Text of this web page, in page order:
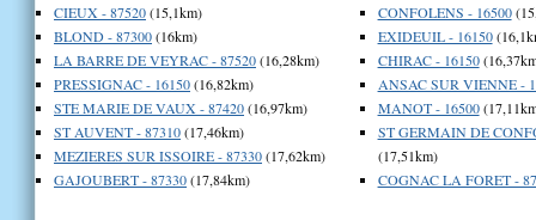
CIEUX - 87520(15,1km)
BLOND - 87300(16km)
LA BARRE DE VEYRAC - 87520(16,28km)
PRESSIGNAC - 16150(16,82km)
STE MARIE DE VAUX - 87420(16,97km)
ST AUVENT - 87310(17,46km)
MEZIERES SUR ISSOIRE - 87330(17,62km)
GAJOUBERT - 87330(17,84km)
CONFOLENS - 16500
EXIDEUIL - 16150
CHIRAC - 16150
ANSAC SUR VIENNE -
MANOT - 16500
ST GERMAIN DE
(17,51km)
COGNAC LA FORET -